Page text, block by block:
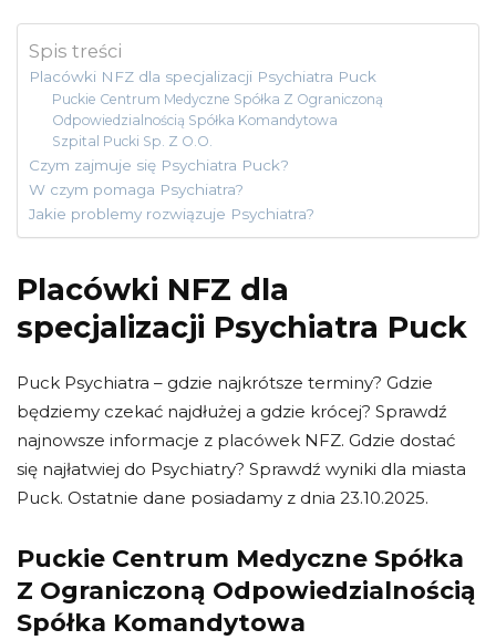
Spis treści
Placówki NFZ dla specjalizacji Psychiatra Puck
Puckie Centrum Medyczne Spółka Z Ograniczoną
Odpowiedzialnością Spółka Komandytowa
Szpital Pucki Sp. Z O.O.
Czym zajmuje się Psychiatra Puck?
W czym pomaga Psychiatra?
Jakie problemy rozwiązuje Psychiatra?
Placówki NFZ dla
specjalizacji Psychiatra Puck
Puck Psychiatra – gdzie najkrótsze terminy? Gdzie
będziemy czekać najdłużej a gdzie krócej? Sprawdź
najnowsze informacje z placówek NFZ. Gdzie dostać
się najłatwiej do Psychiatry? Sprawdź wyniki dla miasta
Puck. Ostatnie dane posiadamy z dnia 23.10.2025.
Puckie Centrum Medyczne Spółka
Z Ograniczoną Odpowiedzialnością
Spółka Komandytowa